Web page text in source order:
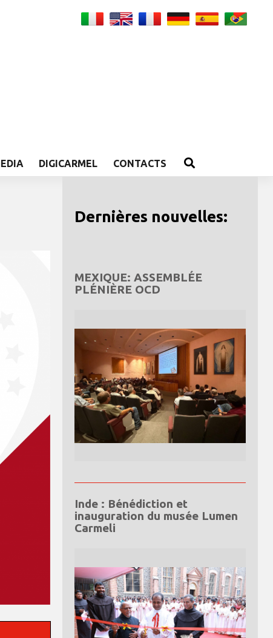
DIGICARMEL CONTACTS
Dernières nouvelles:
MEXIQUE: ASSEMBLÉE
PLÉNIÈRE OCD
Inde : Bénédiction et
inauguration du musée Lumen
Carmeli